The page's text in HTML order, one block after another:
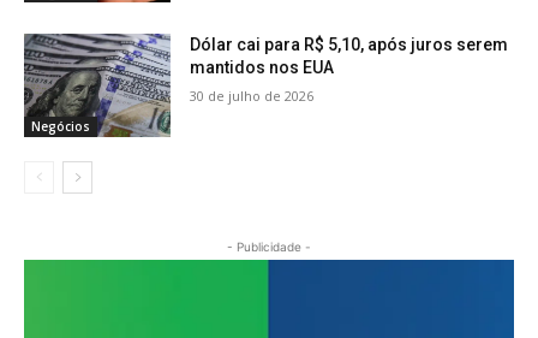
Negócios
Dólar cai para R$ 5,10, após juros serem
mantidos nos EUA
30 de julho de 2026
- Publicidade -